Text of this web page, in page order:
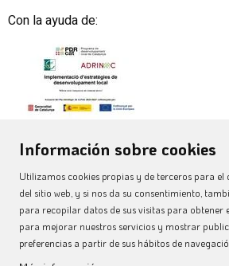
Con la ayuda de:
Aviso Legal Uso de Cookies |
Información sobre cookies
Utilizamos cookies propias y de terceros para
del sitio web, y si nos da su consentimiento,
para recopilar datos de sus visitas para obtener
para mejorar nuestros servicios y mostrar
preferencias a partir de sus hábitos de